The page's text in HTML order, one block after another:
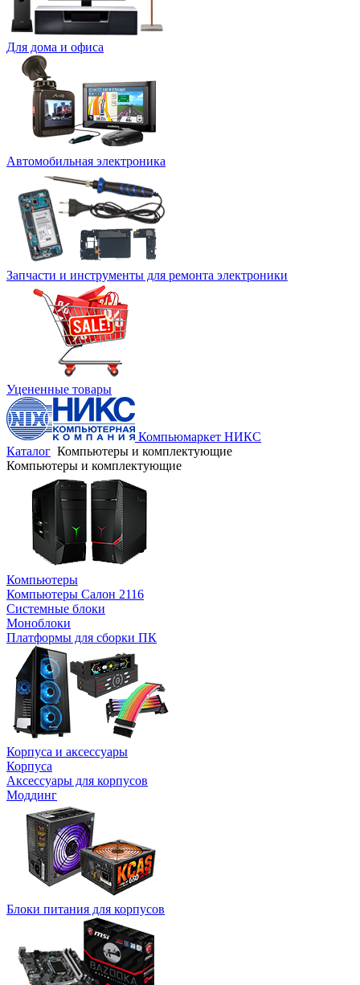
Для дома и офиса
Автомобильная электроника
Запчасти и инструменты для ремонта электроники
Уцененные товары
Компьюмаркет НИКС
Каталог Компьютеры и комплектующие
Компьютеры и комплектующие
Компьютеры
Компьютеры Салон 2116
Системные блоки
Моноблоки
Платформы для сборки ПК
Корпуса и аксессуары
Корпуса
Аксессуары для корпусов
Моддинг
Блоки питания для корпусов